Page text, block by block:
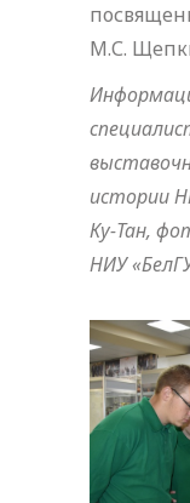
М.С.
истории
Ку-Тан,
НИУ